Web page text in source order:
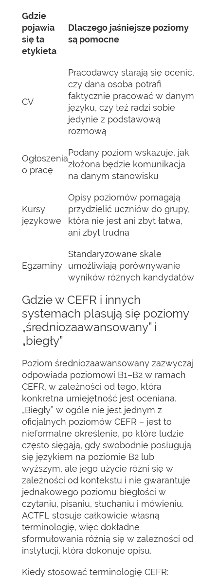
Gdzie
pojawia
się ta
etykieta
Dlaczego jaśniejsze poziomy
są pomocne
CV
Pracodawcy starają się ocenić,
czy dana osoba potrafi
faktycznie pracować w danym
języku, czy też radzi sobie
jedynie z podstawową
rozmową
Ogłoszenia
o pracę
Podany poziom wskazuje, jak
złożona będzie komunikacja
na danym stanowisku
Kursy
językowe
Opisy poziomów pomagają
przydzielić uczniów do grupy,
która nie jest ani zbyt łatwa,
ani zbyt trudna
Egzaminy
Standaryzowane skale
umożliwiają porównywanie
wyników różnych kandydatów
Gdzie w CEFR i innych
systemach plasują się poziomy
„średniozaawansowany” i
„biegły”
Poziom średniozaawansowany zazwyczaj
odpowiada poziomowi B1–B2 w ramach
CEFR, w zależności od tego, która
konkretna umiejętność jest oceniana.
„Biegły” w ogóle nie jest jednym z
oficjalnych poziomów CEFR – jest to
nieformalne określenie, po które ludzie
często sięgają, gdy swobodnie posługują
się językiem na poziomie B2 lub
wyższym, ale jego użycie różni się w
zależności od kontekstu i nie gwarantuje
jednakowego poziomu biegłości w
czytaniu, pisaniu, słuchaniu i mówieniu.
ACTFL stosuje całkowicie własną
terminologię, więc dokładne
sformułowania różnią się w zależności od
instytucji, która dokonuje opisu.
Kiedy stosować terminologię CEFR: